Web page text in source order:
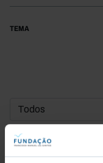
TEMA
DATA DE INÍCIO